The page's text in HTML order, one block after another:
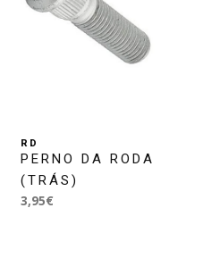
RD
PERNO DA RODA
(TRÁS)
3,95€